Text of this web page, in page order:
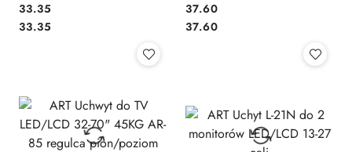
Cena:
33.35
Cena:
33.35 Cena:
37.60
Cena:
37.60